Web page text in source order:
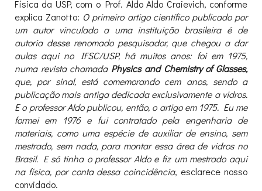
Física da USP, com o Prof. Aldo Aldo Craievich, conforme
explica Zanotto: O primeiro artigo científico publicado por
um autor vinculado a uma instituição brasileira é de
autoria desse renomado pesquisador, que chegou a dar
aulas aqui no IFSC/USP, há muitos anos: foi em 1975,
numa revista chamada Physics and Chemistry of Glasses,
que, por sinal, está comemorando cem anos, sendo a
publicação mais antiga dedicada exclusivamente a vidros.
E o professor Aldo publicou, então, o artigo em 1975. Eu me
formei em 1976 e fui contratado pela engenharia de
materiais, como uma espécie de auxiliar de ensino, sem
mestrado, sem nada, para montar essa área de vidros no
Brasil. E só tinha o professor Aldo e fiz um mestrado aqui
na física, por conta dessa coincidência, esclarece nosso
convidado.